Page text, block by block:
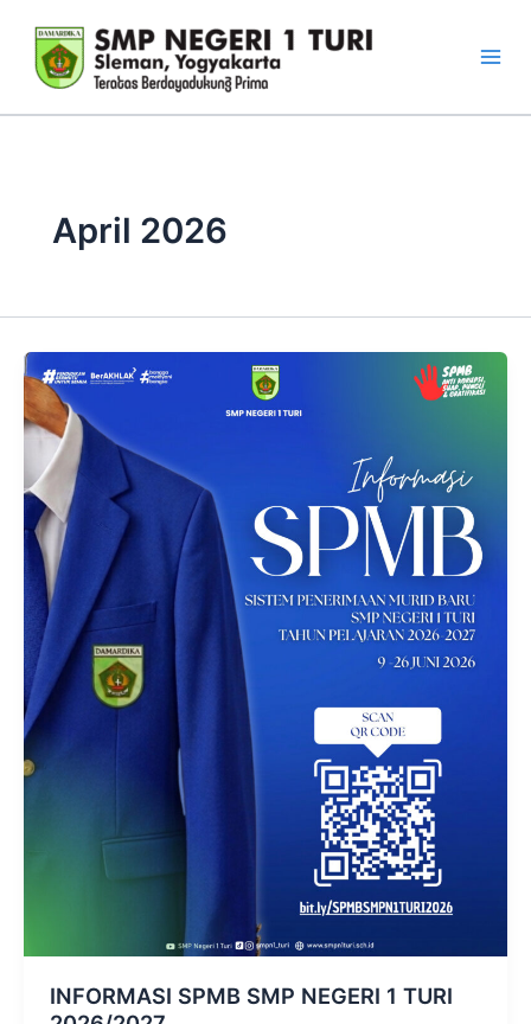
konten
April 2026
INFORMASI SPMB SMP NEGERI 1 TURI